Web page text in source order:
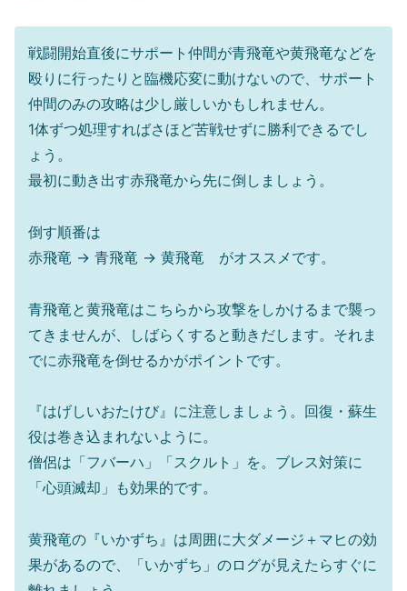
戦闘開始直後にサポート仲間が青飛竜や黄飛竜などを
殴りに行ったりと臨機応変に動けないので、サポート
仲間のみの攻略は少し厳しいかもしれません。
1体ずつ処理すればさほど苦戦せずに勝利できるでし
ょう。
最初に動き出す赤飛竜から先に倒しましょう。
倒す順番は
赤飛竜 → 青飛竜 → 黄飛竜 がオススメです。
青飛竜と黄飛竜はこちらから攻撃をしかけるまで襲っ
てきませんが、しばらくすると動きだします。それま
でに赤飛竜を倒せるかがポイントです。
『はげしいおたけび』に注意しましょう。回復・蘇生
役は巻き込まれないように。
僧侶は「フバーハ」「スクルト」を。ブレス対策に
「心頭滅却」も効果的です。
黄飛竜の『いかずち』は周囲に大ダメージ＋マヒの効
果があるので、「いかずち」のログが見えたらすぐに